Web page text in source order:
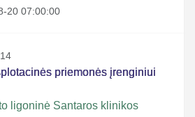
20 07:00:00
priemonės įrenginiui
ligoninė Santaros klinikos